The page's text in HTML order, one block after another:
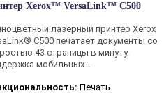
Xerox™ VersaLink™ C500
лазерный принтер Xerox
C500 печатает документы со
43 страницы в минуту.
мобильных…
Печать